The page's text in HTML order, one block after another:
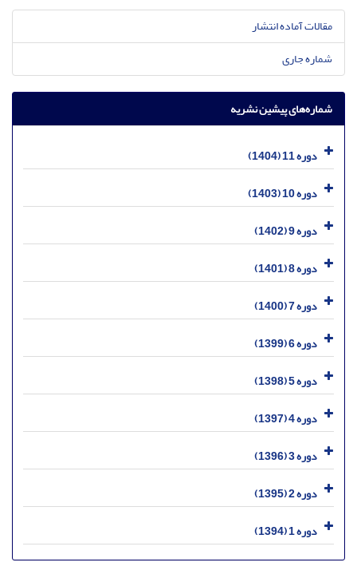
مقالات آماده انتشار
شماره جاری
شماره‌های پیشین نشریه
دوره 11 (1404)
دوره 10 (1403)
دوره 9 (1402)
دوره 8 (1401)
دوره 7 (1400)
دوره 6 (1399)
دوره 5 (1398)
دوره 4 (1397)
دوره 3 (1396)
دوره 2 (1395)
دوره 1 (1394)